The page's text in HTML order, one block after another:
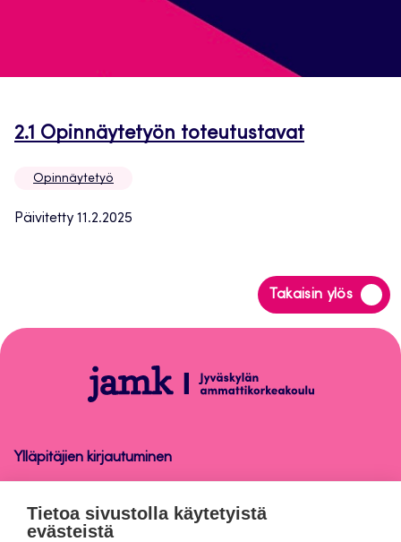
2.1 Opinnäytetyön toteutustavatAvautuu
Opinnäytetyö
Päivitetty 11.2.2025
Takaisin ylös
Siirry
takaisin
Opinnäytetyö
Ylläpitäjien kirjautuminen
Opinnäytetyö
Tietoa sivustolla käytetyistä
evästeistä